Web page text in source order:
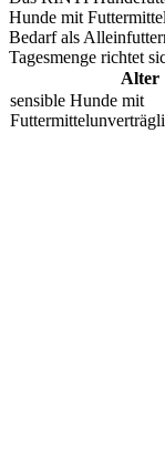
Hunde mit
Bedarf als
Tagesmenge richtet
Alter
sensible Hunde mit